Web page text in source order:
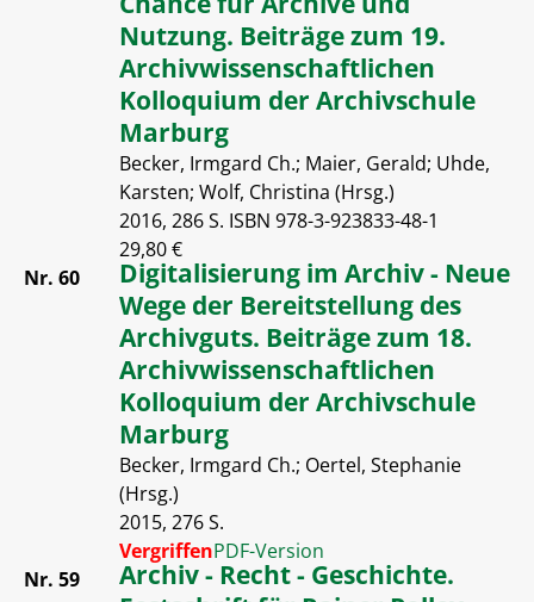
Nutzung. Beiträge zum 19.
Archivwissenschaftlichen
Kolloquium der Archivschule
Marburg
Becker, Irmgard Ch.; Maier, Gerald; Uhde,
Karsten; Wolf, Christina (Hrsg.)
2016, 286 S. ISBN 978-3-923833-48-1
29,80 €
Nr. 60
Digitalisierung im Archiv - Neue
Wege der Bereitstellung des
Archivguts. Beiträge zum 18.
Archivwissenschaftlichen
Kolloquium der Archivschule
Marburg
Becker, Irmgard Ch.; Oertel, Stephanie
(Hrsg.)
2015, 276 S.
VergriffenPDF-Version
Nr. 59
Archiv - Recht - Geschichte.